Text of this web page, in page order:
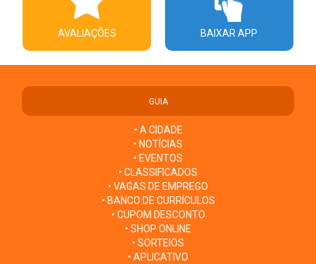
AVALIAÇÕES BAIXAR APP
GUIA
• A CIDADE
• NOTÍCIAS
• EVENTOS
• CLASSIFICADOS
• VAGAS DE EMPREGO
• BANCO DE CURRÍCULOS
• CUPOM DESCONTO
• SHOP ONLINE
• SORTEIOS
• APLICATIVO